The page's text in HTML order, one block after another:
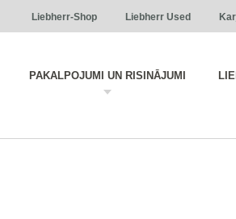
Liebherr-Shop Liebherr Used
PAKALPOJUMI UN RISINĀJUMI